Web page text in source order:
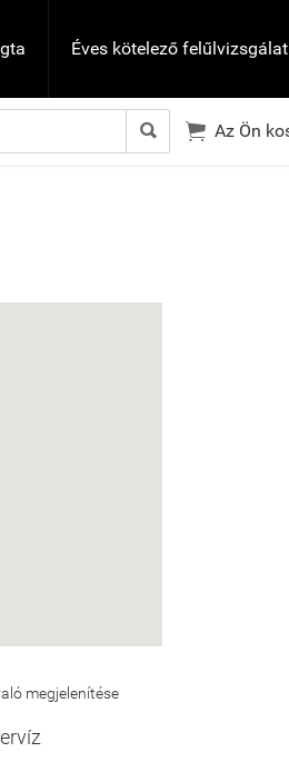
Éves kötelező felűlvizsgálat
  Az Ön
megjelenítése